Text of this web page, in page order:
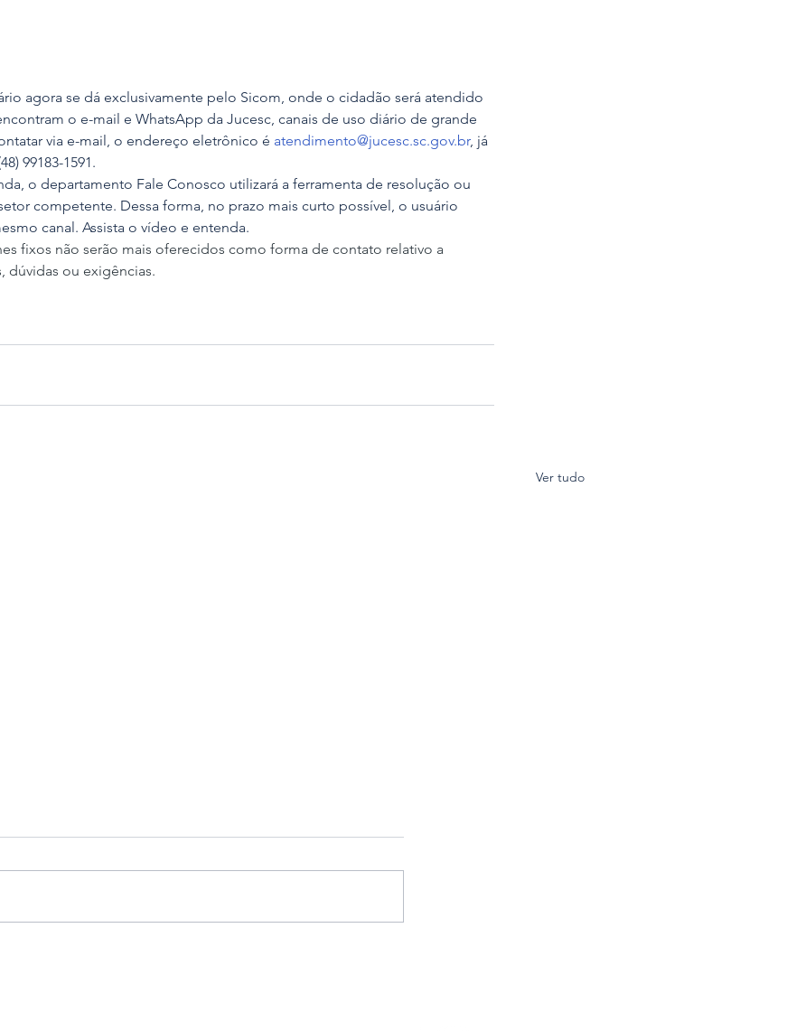
agora se dá exclusivamente pelo Sicom, onde o cidadão será atendido
o e-mail e WhatsApp da Jucesc, canais de uso diário de grande
via e-mail, o endereço eletrônico é atendimento@jucesc.sc.gov.br, já
99183-1591.
o departamento Fale Conosco utilizará a ferramenta de resolução ou
competente. Dessa forma, no prazo mais curto possível, o usuário
canal. Assista o vídeo e entenda.
fixos não serão mais oferecidos como forma de contato relativo a
dúvidas ou exigências.
Ver tudo